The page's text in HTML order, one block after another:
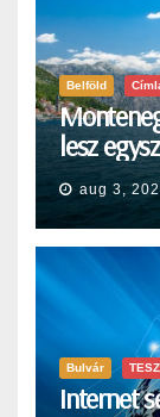
Belföld
lesz
aug 3,
Bulvár
Internet